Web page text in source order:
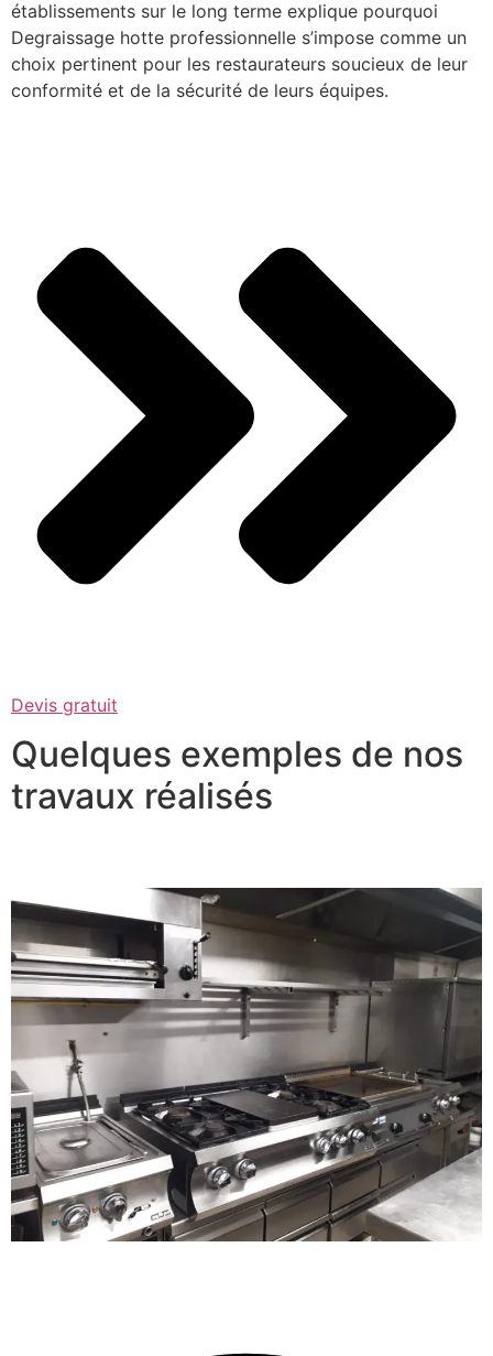
établissements sur le long terme explique pourquoi
Degraissage hotte professionnelle s’impose comme un
choix pertinent pour les restaurateurs soucieux de leur
conformité et de la sécurité de leurs équipes.
Devis gratuit
Quelques exemples de nos
travaux réalisés